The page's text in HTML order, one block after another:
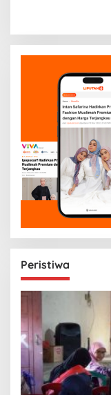
Peristiwa